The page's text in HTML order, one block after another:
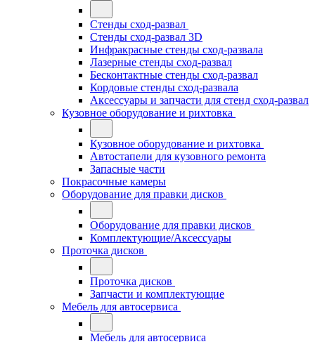
Стенды сход-развал
Стенды сход-развал 3D
Инфракрасные стенды сход-развала
Лазерные стенды сход-развал
Бесконтактные стенды сход-развал
Кордовые стенды сход-развала
Аксессуары и запчасти для стенд сход-развал
Кузовное оборудование и рихтовка
Кузовное оборудование и рихтовка
Автостапели для кузовного ремонта
Запасные части
Покрасочные камеры
Оборудование для правки дисков
Оборудование для правки дисков
Комплектующие/Аксессуары
Проточка дисков
Проточка дисков
Запчасти и комплектующие
Мебель для автосервиса
Мебель для автосервиса